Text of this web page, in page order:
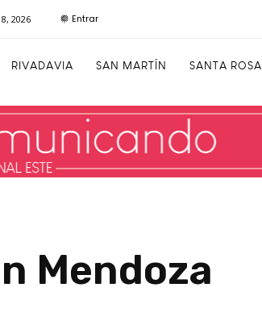
2026 Entrar
RIVADAVIA SAN MARTÍN SANTA ROSA
Mendoza